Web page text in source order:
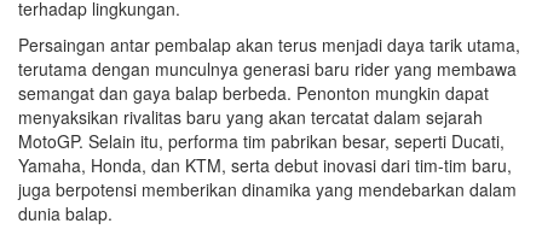
terhadap lingkungan.
Persaingan antar pembalap akan terus menjadi daya tarik utama,
terutama dengan munculnya generasi baru rider yang membawa
semangat dan gaya balap berbeda. Penonton mungkin dapat
menyaksikan rivalitas baru yang akan tercatat dalam sejarah
MotoGP. Selain itu, performa tim pabrikan besar, seperti Ducati,
Yamaha, Honda, dan KTM, serta debut inovasi dari tim-tim baru,
juga berpotensi memberikan dinamika yang mendebarkan dalam
dunia balap.